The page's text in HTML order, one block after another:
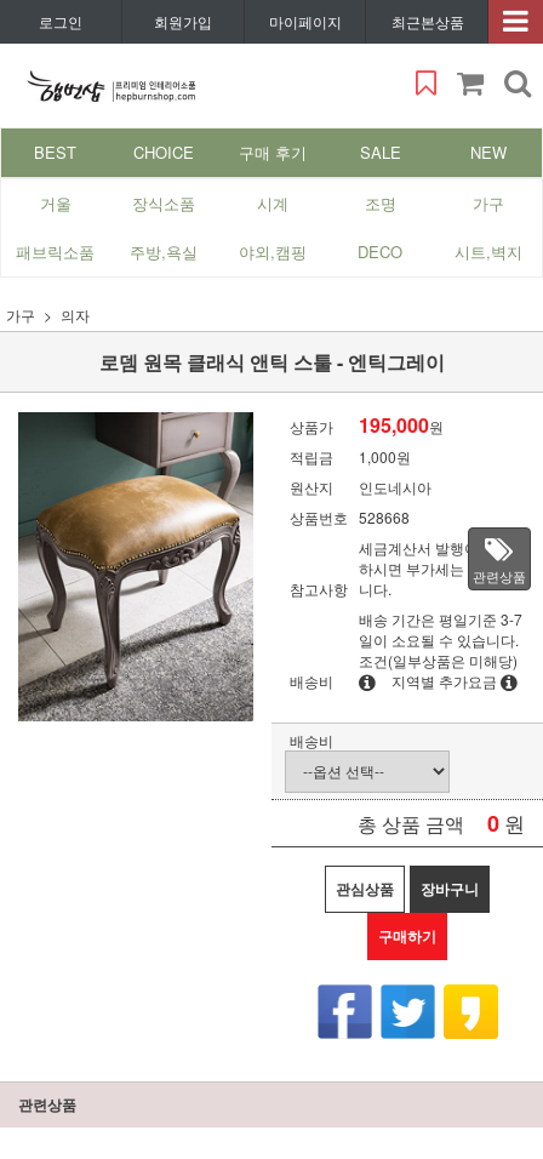
로그인 회원가입 마이페이지 최근본상품
BEST CHOICE 구매 후기 SALE NEW
거울 장식소품 시계 조명 가구
패브릭소품 주방,욕실 야외,캠핑 DECO 시트,벽지
가구 의자
로뎀 원목 클래식 앤틱 스툴 - 엔틱그레이
상품가 195,000원
적립금
1,000원
원산지
인도네시아
상품번호 528668
참고사항
세금계산서 발행이 필요
하시면 부가세는 별도입
니다.
배송비
배송 기간은 평일기준 3-7
일이 소요될 수 있습니다.
조건(일부상품은 미해당)
지역별 추가요금
관련상품
배송비
총 상품 금액 0 원
관심상품 장바구니
구매하기
관련상품